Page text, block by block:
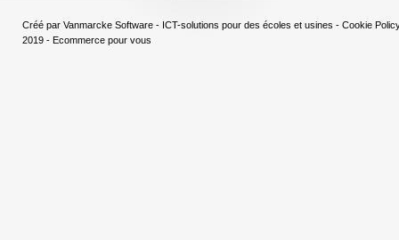
Créé par Vanmarcke Software - ICT-solutions pour des écoles et usines - Cookie
2019 - Ecommerce pour vous